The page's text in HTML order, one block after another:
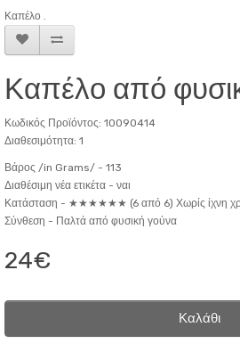
Καπέλο .
Καπέλο από
Κωδικός Προϊόντος: 10090414
Διαθεσιμότητα: 1
Βάρος /in Grams/ - 113
Διαθέσιμη νέα ετικέτα - ναι
Κατάσταση - ★★★★★★ (6 από 6) Χωρίς ίχνη
Σύνθεση - Παλτά από φυσική γούνα
24€
Καλάθι